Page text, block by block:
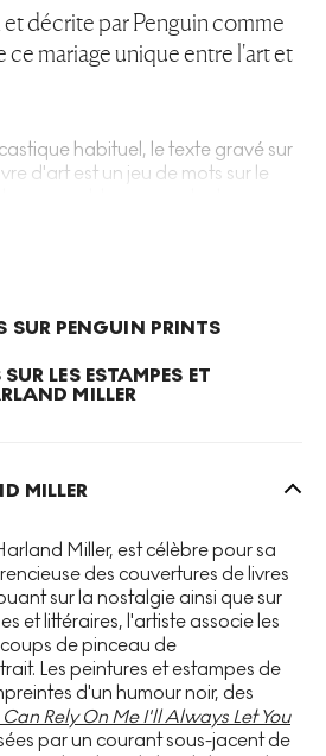
et décrite par Penguin comme
ce mariage unique entre l'art et
habituel, le texte gravé sur
d'art est un jeu de mots sur le
du spectacle.
Like No Business est
subversif et sociopolitique,
n'importe où. » Il préfère que le
plutôt que d'imposer son
décolorée, les bords déchirés
maculées rappellent avec
vie faite d'amour et d'utilisation,
à notre relation intime et de
et le langage. Ce style évoque
entre la personne et la page
génération en génération.
SUR PENGUIN PRINTS
LES ESTAMPES ET
MILLER
MILLER
Miller, est célèbre pour sa
des couvertures de livres
sur la nostalgie ainsi que sur
et littéraires, l'artiste associe les
de pinceau de
Les peintures et estampes de
d'un humour noir, des
Can Rely On Me I'll Always Let You
par un courant sous-jacent de